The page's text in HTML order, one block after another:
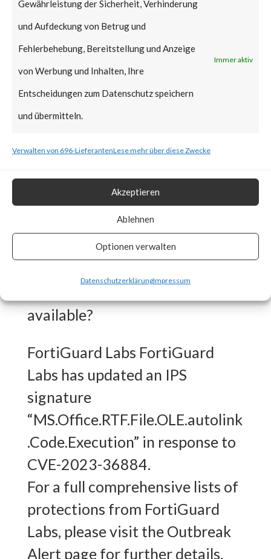
Gewährleistung der Sicherheit, Verhinderung
und Aufdeckung von Betrug und
Fehlerbehebung, Bereitstellung und Anzeige
von Werbung und Inhalten, Ihre
Entscheidungen zum Datenschutz speichern
und übermitteln.
Immer aktiv
Verwalten von 696-LieferantenLese mehr über diese Zwecke
Akzeptieren
Ablehnen
Optionen verwalten
DatenschutzerklärungImpressum
Microsoft has not released a fix
for CVE-2023-36884 at the
time of this writing (June 12th,
2023). However, Microsoft has
provided mitigation steps for
advisory. For more information,
please see the Appendix for the
link to “CVE-2023-36884
(Microsoft)”.
available?
FortiGuard Labs FortiGuard
Labs has updated an IPS
signature
“MS.Office.RTF.File.OLE.autolink
.Code.Execution” in response to
CVE-2023-36884.
For a full comprehensive lists of
protections from FortiGuard
Labs, please visit the Outbreak
Alert page for further details.